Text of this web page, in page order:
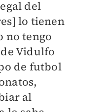
del
lo tienen
no tengo
Vidulfo
de futbol
al